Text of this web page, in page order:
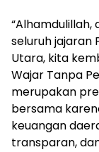
“Alhamdulillah,
seluruh jajaran
Utara, kita
Wajar Tanpa
merupakan
bersama
keuangan
transparan,